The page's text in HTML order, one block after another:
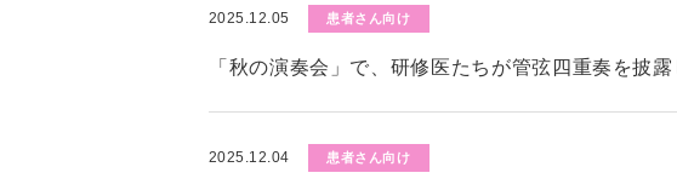
2025.12.05 患者さん向け
「秋の演奏会」で、研修医たちが管弦四重奏を披
2025.12.04 患者さん向け